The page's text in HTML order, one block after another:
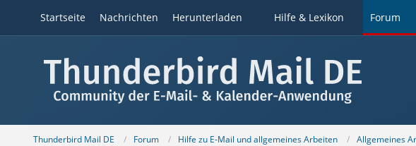
Startseite Nachrichten Herunterladen Hilfe & Lexikon Forum
Thunderbird Mail DE Forum Hilfe zu E-Mail und allgemeines Arbeiten Allgemeines